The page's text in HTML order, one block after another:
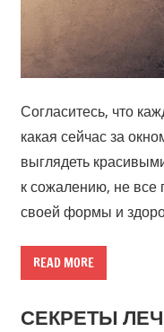
Согласитесь, что
какая сейчас за
выглядеть
к сожалению, не все
своей формы и
READ MORE
СЕКРЕТЫ